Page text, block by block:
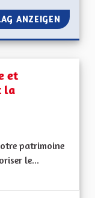
ANZEIGEN HAUT-
et
la
patrimoine
le...